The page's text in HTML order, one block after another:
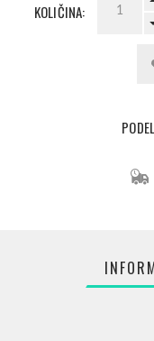
KOLIČINA: